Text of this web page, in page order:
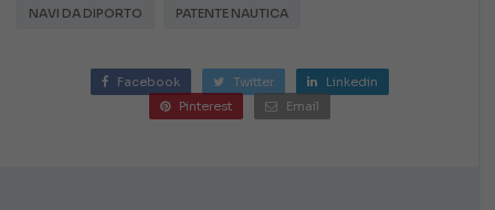
NAVI DA DIPORTO PATENTE NAUTICA
Facebook Twitter
Linkedin
Pinterest
Email